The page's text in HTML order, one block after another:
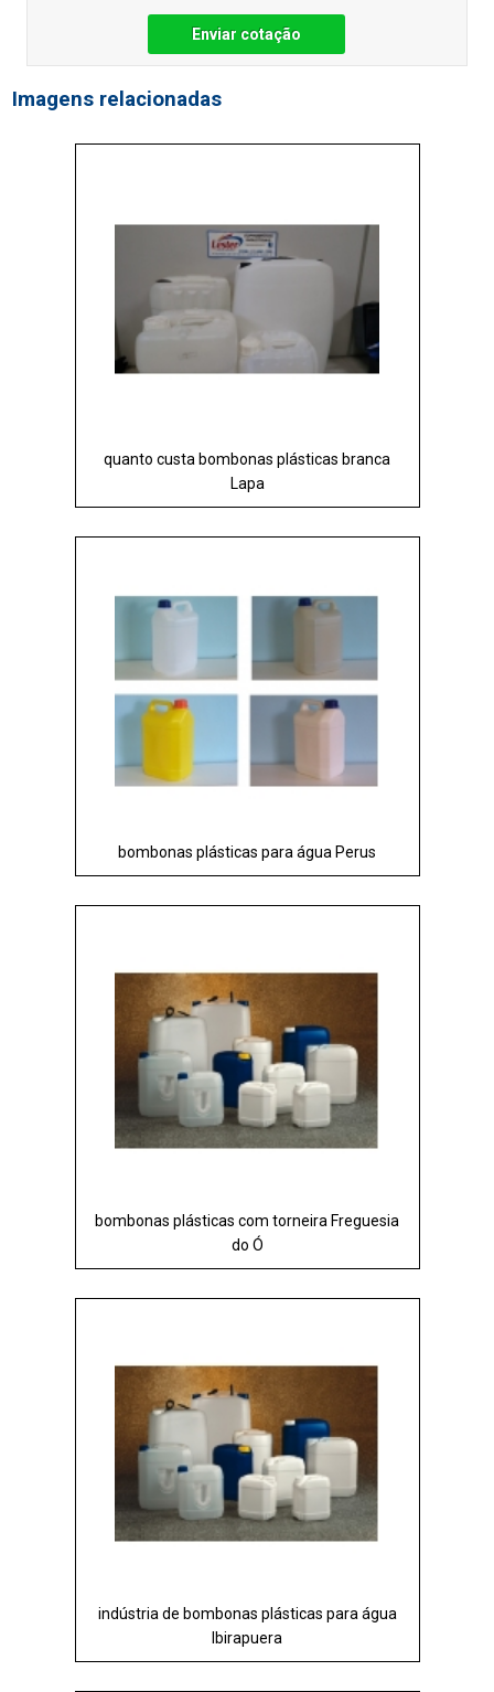
Enviar cotação
Imagens relacionadas
quanto custa bombonas plásticas branca
Lapa
bombonas plásticas para água Perus
bombonas plásticas com torneira Freguesia
do Ó
indústria de bombonas plásticas para água
Ibirapuera